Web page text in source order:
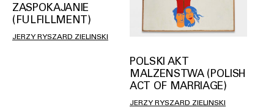
ZASPOKAJANIE
(FULFILLMENT)
JERZY RYSZARD ZIELINSKI
POLSKI AKT
MALZENSTWA (POLISH
ACT OF MARRIAGE)
JERZY RYSZARD ZIELINSKI